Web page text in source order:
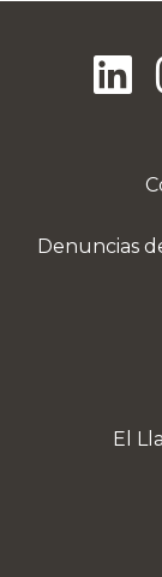
Denuncias
El